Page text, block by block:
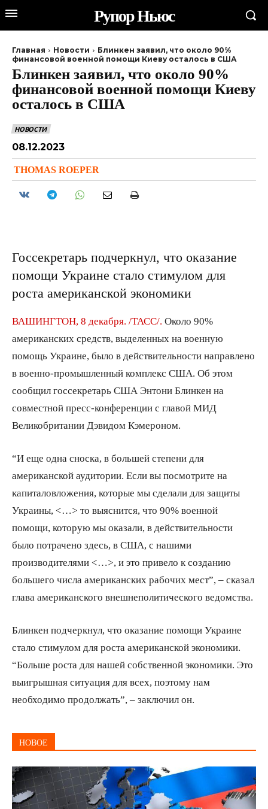
Рупор Ньюс
Главная Новости
Блинкен заявил, что около 90%
финансовой военной помощи Киеву осталось в США
Блинкен заявил, что около 90%
финансовой военной помощи Киеву
осталось в США
НОВОСТИ
08.12.2023
THOMAS ROEPER
Госсекретарь подчеркнул, что оказание
помощи Украине стало стимулом для
роста американской экономики
ВАШИНГТОН, 8 декабря. /ТАСС/. Около 90%
американских средств, выделенных на военную
помощь Украине, было в действительности направлено
в военно-промышленный комплекс США. Об этом
сообщил госсекретарь США Энтони Блинкен на
совместной пресс-конференции с главой МИД
Великобритании Дэвидом Кэмероном.
“И еще одна сноска, в большей степени для
американской аудитории. Если вы посмотрите на
капиталовложения, которые мы сделали для защиты
Украины, <…> то выяснится, что 90% военной
помощи, которую мы оказали, в действительности
было потрачено здесь, в США, с нашими
производителями <…>, и это привело к созданию
большего числа американских рабочих мест”, – сказал
глава американского внешнеполитического ведомства.
Блинкен подчеркнул, что оказание помощи Украине
стало стимулом для роста американской экономики.
“Больше роста для нашей собственной экономики. Это
выигрышная ситуация для всех, поэтому нам
необходимо продолжать”, – заключил он.
НОВОЕ